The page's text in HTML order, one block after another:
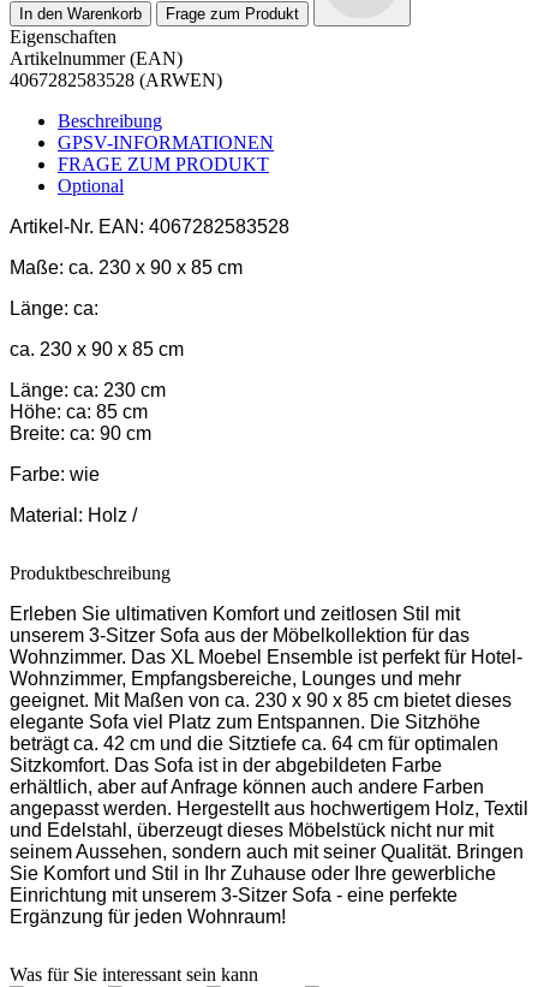
In den Warenkorb Frage zum Produkt
Eigenschaften
Artikelnummer (EAN)
4067282583528 (ARWEN)
Beschreibung
GPSV-INFORMATIONEN
FRAGE ZUM PRODUKT
Optional
Artikel-Nr. EAN: 4067282583528
Maße: ca. 230 x 90 x 85 cm
Länge: ca:
ca. 230 x 90 x 85 cm
Länge: ca: 230 cm
Höhe: ca: 85 cm
Breite: ca: 90 cm
Farbe: wie
Material: Holz /
Produktbeschreibung
Erleben Sie ultimativen Komfort und zeitlosen Stil mit
unserem 3-Sitzer Sofa aus der Möbelkollektion für das
Wohnzimmer. Das XL Moebel Ensemble ist perfekt für Hotel-
Wohnzimmer, Empfangsbereiche, Lounges und mehr
geeignet. Mit Maßen von ca. 230 x 90 x 85 cm bietet dieses
elegante Sofa viel Platz zum Entspannen. Die Sitzhöhe
beträgt ca. 42 cm und die Sitztiefe ca. 64 cm für optimalen
Sitzkomfort. Das Sofa ist in der abgebildeten Farbe
erhältlich, aber auf Anfrage können auch andere Farben
angepasst werden. Hergestellt aus hochwertigem Holz, Textil
und Edelstahl, überzeugt dieses Möbelstück nicht nur mit
seinem Aussehen, sondern auch mit seiner Qualität. Bringen
Sie Komfort und Stil in Ihr Zuhause oder Ihre gewerbliche
Einrichtung mit unserem 3-Sitzer Sofa - eine perfekte
Ergänzung für jeden Wohnraum!
Was für Sie interessant sein kann